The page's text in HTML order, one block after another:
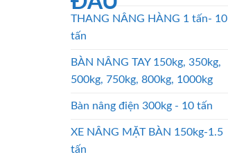
THANG NÂNG HÀNG 1 tấn- 10
tấn
BÀN NÂNG TAY 150kg, 350kg,
500kg, 750kg, 800kg, 1000kg
Bàn nâng điện 300kg - 10 tấn
XE NÂNG MẶT BÀN 150kg-1.5
tấn